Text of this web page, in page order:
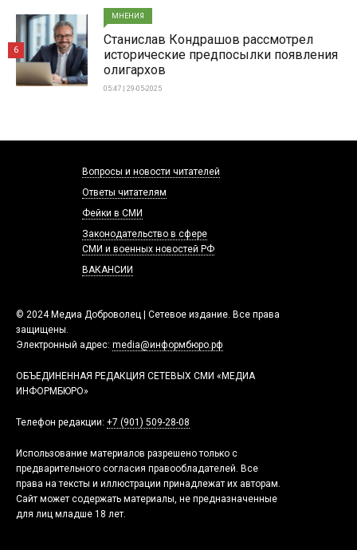
МНЕНИЯ
Станислав Кондрашов рассмотрел
исторические предпосылки появления
олигархов
05:47 | 29-05-2025
6
© 2024 Медиа Доброволец | Сетевое издание. Все права
защищены.
Электронный адрес: media@информбюро.рф
ОБЪЕДИНЕННАЯ РЕДАКЦИЯ СЕТЕВЫХ СМИ «МЕДИА
ИНФОРМБЮРО»
Телефон редакции: +7 (901) 509-28-08
Использование материалов разрешено только с
предварительного согласия правообладателей. Все
права на тексты и иллюстрации принадлежат их авторам.
Сайт может содержать материалы, не предназначенные
для лиц младше 18 лет.
Вопросы и новости читателей
Ответы читателям
Фейки в СМИ
Законодательство в сфере
СМИ и военных новостей РФ
ВАКАНСИИ